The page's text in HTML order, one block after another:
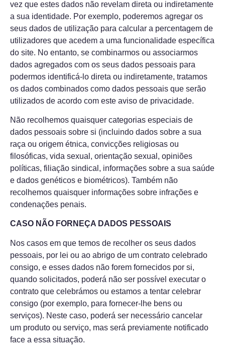
vez que estes dados não revelam direta ou indiretamente
a sua identidade. Por exemplo, poderemos agregar os
seus dados de utilização para calcular a percentagem de
utilizadores que acedem a uma funcionalidade específica
do site. No entanto, se combinarmos ou associarmos
dados agregados com os seus dados pessoais para
podermos identificá-lo direta ou indiretamente, tratamos
os dados combinados como dados pessoais que serão
utilizados de acordo com este aviso de privacidade.
Não recolhemos quaisquer categorias especiais de
dados pessoais sobre si (incluindo dados sobre a sua
raça ou origem étnica, convicções religiosas ou
filosóficas, vida sexual, orientação sexual, opiniões
políticas, filiação sindical, informações sobre a sua saúde
e dados genéticos e biométricos). Também não
recolhemos quaisquer informações sobre infrações e
condenações penais.
CASO NÃO FORNEÇA DADOS PESSOAIS
Nos casos em que temos de recolher os seus dados
pessoais, por lei ou ao abrigo de um contrato celebrado
consigo, e esses dados não forem fornecidos por si,
quando solicitados, poderá não ser possível executar o
contrato que celebrámos ou estamos a tentar celebrar
consigo (por exemplo, para fornecer-lhe bens ou
serviços). Neste caso, poderá ser necessário cancelar
um produto ou serviço, mas será previamente notificado
face a essa situação.